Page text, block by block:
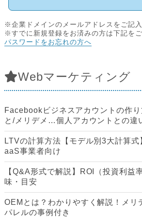
※企業ドメインのメールアドレスをご記入
※すでに新規登録をお済みの方は下記をご
パスワードをお忘れの方へ
Webマーケティング
Facebookビジネスアカウントの作
と/メリデメ…個人アカウントとの違
LTVの計算方法【モデル別3大計算
aaS事業者向け
【Q&A形式で解説】ROI（投資利益
味・目安
OEMとは？わかりやすく解説！メリ
パレルの事例付き